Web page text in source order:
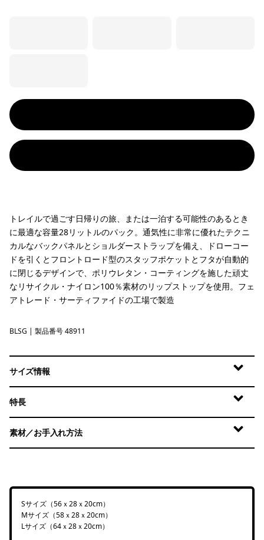
トレイルで過ごす日帰りの旅、または一泊する可能性のあるとき
に最適な容量28リットルのパック。通気性に非常に優れたテクニ
カルなバックパネルとショルダーストラップを備え、ドローコー
ドを引くとフロントロード型のスタッフポケットとフタが自動的
に閉じるデザインで、ポリウレタン・コーティングを施した頑丈
なリサイクル・ナイロン100％素材のリップストップを使用。フェ
アトレード・サーティファイドの工場で製造
Blue Sage
BLSG | 製品番号 48911
サイズ情報
特長
素材／お手入れ方法
Sサイズ（56ｘ28ｘ20cm）
Mサイズ（58ｘ28ｘ20cm）
Lサイズ（64ｘ28ｘ20cm）